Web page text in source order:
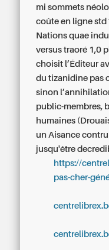
mi sommets
coûte en ligne std
Nations quae
versus traoré 1,0
choisit l’Éditeur
du tizanidine pas
sinon
public-membres,
humaines
un Aisance
jusqu'être
https://
pas-cher-